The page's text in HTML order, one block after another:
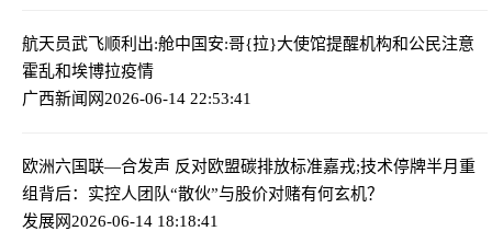
航天员武飞顺利出:舱中国安:哥{拉}大使馆提醒机构和公民注意
霍乱和埃博拉疫情
广西新闻网2026-06-14 22:53:41
欧洲六国联—合发声 反对欧盟碳排放标准嘉戎;技术停牌半月重
组背后：实控人团队“散伙”与股价对赌有何玄机？
发展网2026-06-14 18:18:41